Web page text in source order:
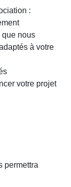
:
nous
à votre
votre projet
permettra